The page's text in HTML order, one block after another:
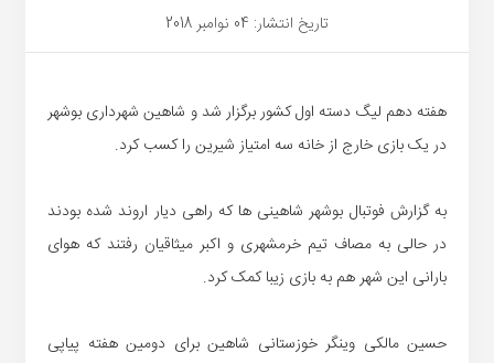
تاریخ انتشار: 04 نوامبر 2018
هفته دهم لیگ دسته اول کشور برگزار شد و شاهین شهرداری بوشهر
در یک بازی خارج از خانه سه امتیاز شیرین را کسب کرد.
به گزارش فوتبال بوشهر شاهینی ها که راهی دیار اروند شده بودند
در حالی به مصاف تیم خرمشهری و اکبر میثاقیان رفتند که هوای
بارانی این شهر هم به بازی زیبا کمک کرد.
حسین مالکی وینگر خوزستانی شاهین برای دومین هفته پیاپی